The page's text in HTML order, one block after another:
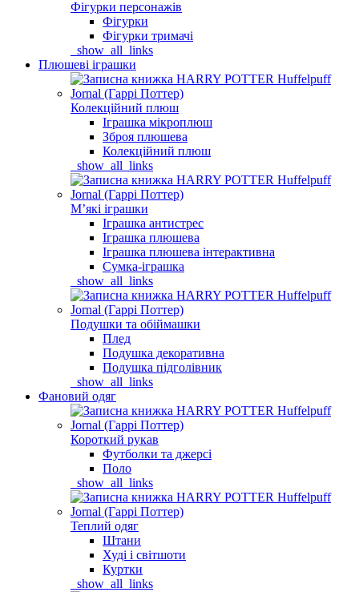
Фігурки персонажів
Фігурки
Фігурки тримачі
_show_all_links
Плюшеві іграшки
Колекційний плюш
Іграшка мікроплюш
Зброя плюшева
Колекційний плюш
_show_all_links
Мʼякі іграшки
Іграшка антистрес
Іграшка плюшева
Іграшка плюшева інтерактивна
Сумка-іграшка
_show_all_links
Подушки та обіймашки
Плед
Подушка декоративна
Подушка підголівник
_show_all_links
Фановий одяг
Короткий рукав
Футболки та джерсі
Поло
_show_all_links
Теплий одяг
Штани
Худі і світшоти
Куртки
_show_all_links